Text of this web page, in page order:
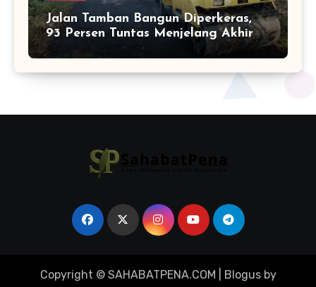
Jalan Tamban Bangun Diperkeras,
93 Persen Tuntas Menjelang Akhir
TMMD
Copyright © SAHABATPENA.COM Blogusby